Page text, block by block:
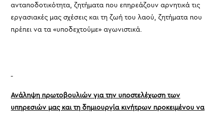
ανταποδοτικότητα, ζητήματα που επηρεάζουν αρνητικά τις
εργασιακές μας σχέσεις και τη ζωή του λαού, ζητήματα που
πρέπει να τα «υποδεχτούμε» αγωνιστικά.
Ανάληψη πρωτοβουλιών για την υποστελέχωση των
υπηρεσιών μας και τη δημιουργία κινήτρων προκειμένου να